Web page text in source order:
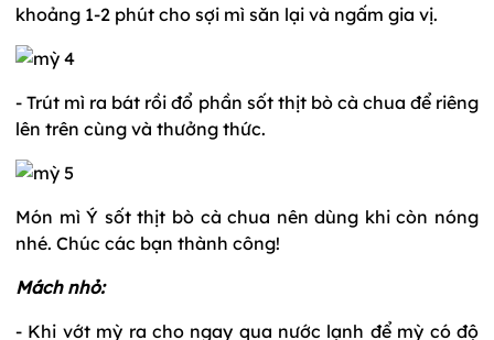
khoảng 1-2 phút cho sợi mì săn lại và ngấm gia vị.
- Trút mì ra bát rồi đổ phần sốt thịt bò cà chua để riêng
lên trên cùng và thưởng thức.
Món mì Ý sốt thịt bò cà chua nên dùng khi còn nóng
nhé. Chúc các bạn thành công!
Mách nhỏ:
- Khi vớt mỳ ra cho ngay qua nước lạnh để mỳ có độ